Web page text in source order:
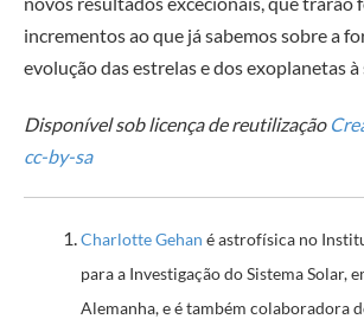
incrementos ao que já sabemos sobre a
evolução das estrelas e dos exoplanetas
Disponível sob licença de reutilização
cc-by-sa
Charlotte Gehan é astrofísica no
para a Investigação do Sistema Solar,
Alemanha, e é também colaboradora